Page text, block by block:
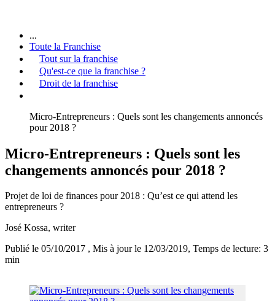
...
Toute la Franchise
Tout sur la franchise
Qu'est-ce que la franchise ?
Droit de la franchise
Micro-Entrepreneurs : Quels sont les changements annoncés
pour 2018 ?
Micro-Entrepreneurs : Quels sont les
changements annoncés pour 2018 ?
Projet de loi de finances pour 2018 : Qu’est ce qui attend les
entrepreneurs ?
José Kossa, writer
Publié le 05/10/2017 , Mis à jour le 12/03/2019, Temps de lecture: 3
min